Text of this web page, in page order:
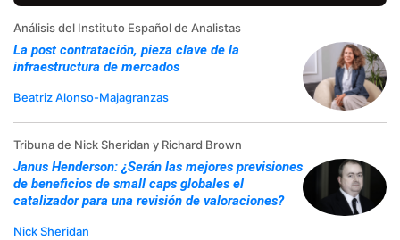
Análisis del Instituto Español de Analistas
La post contratación, pieza clave de la
infraestructura de mercados
Beatriz Alonso-Majagranzas
Tribuna de Nick Sheridan y Richard Brown
Janus Henderson: ¿Serán las mejores previsiones
de beneficios de small caps globales el
catalizador para una revisión de valoraciones?
Nick Sheridan